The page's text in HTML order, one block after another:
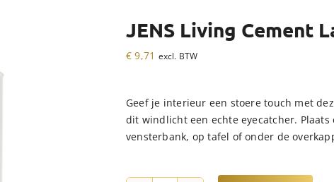
JENS Living Cement
€ 9,71 excl. BTW
Geef je interieur een stoere touch met
dit windlicht een echte eyecatcher.
vensterbank, op tafel of onder de